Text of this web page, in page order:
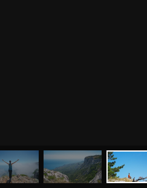
ЙОГА СЕМИНАРЫ МЕНЮ